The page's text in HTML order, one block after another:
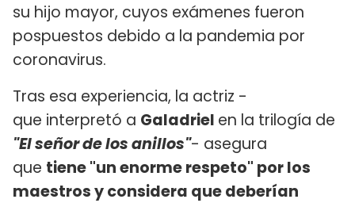
su hijo mayor, cuyos exámenes fueron
pospuestos debido a la pandemia por
coronavirus.
Tras esa experiencia, la actriz -
que interpretó a Galadriel en la trilogía de
"El señor de los anillos"- asegura
que tiene "un enorme respeto" por los
maestros y considera que deberían